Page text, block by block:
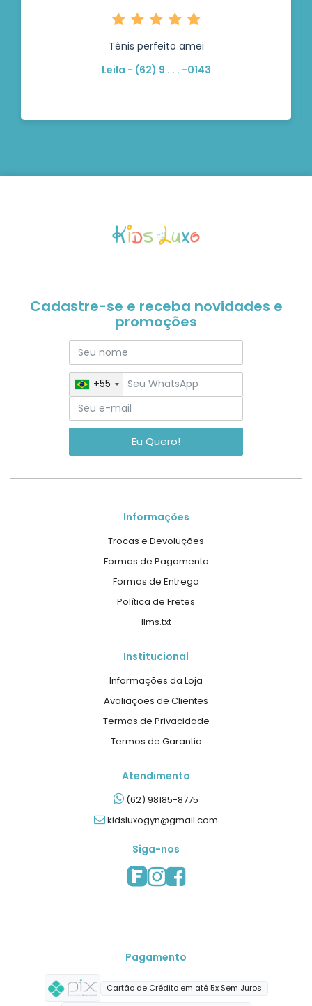
Tênis perfeito amei
Leila - (62) 9 . . . -0143
Cadastre-se e receba novidades e
promoções
+55
Eu Quero!
Informações
Trocas e Devoluções
Formas de Pagamento
Formas de Entrega
Política de Fretes
llms.txt
Institucional
Informações da Loja
Avaliações de Clientes
Termos de Privacidade
Termos de Garantia
Atendimento
(62) 98185-8775
kidsluxogyn@gmail.com
Siga-nos
Pagamento
Cartão de Crédito em até 5x Sem Juros